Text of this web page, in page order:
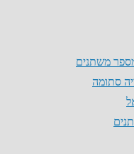
משתנים
סתומה